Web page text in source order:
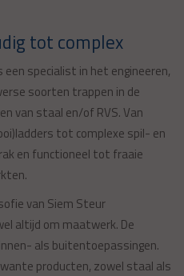
tot complex
specialist in het engineeren,
soorten trappen in de
van staal en/of RVS. Van
tot complexe spil- en
en functioneel tot fraaie
van Siem Steur
altijd om maatwerk. De
als buitentoepassingen.
producten, zowel staal als